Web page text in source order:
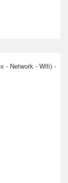
- Network - Wifi) -